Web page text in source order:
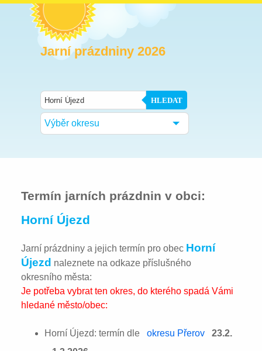
Jarní prázdniny 2026
HLEDAT
Výběr okresu
Termín jarních prázdnin v obci:
Horní Újezd
Jarní prázdniny a jejich termín pro obec Horní
Újezd naleznete na odkaze příslušného
okresního města:
Je potřeba vybrat ten okres, do kterého spadá Vámi
hledané město/obec:
Horní Újezd: termín dle okresu Přerov
23.2.